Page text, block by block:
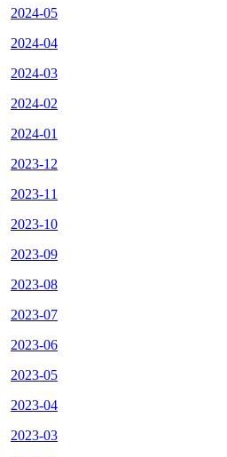
2024-05
2024-04
2024-03
2024-02
2024-01
2023-12
2023-11
2023-10
2023-09
2023-08
2023-07
2023-06
2023-05
2023-04
2023-03